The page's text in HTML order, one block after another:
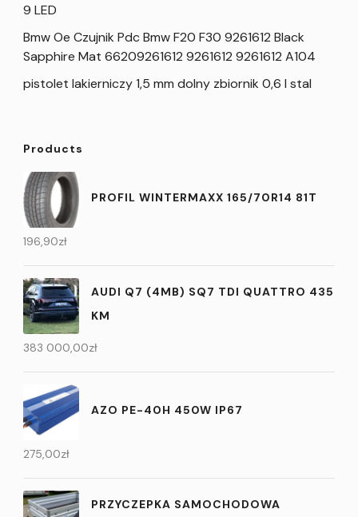
9 LED
Bmw Oe Czujnik Pdc Bmw F20 F30 9261612 Black
Sapphire Mat 66209261612 9261612 9261612 A104
pistolet lakierniczy 1,5 mm dolny zbiornik 0,6 l stal
Products
PROFIL WINTERMAXX 165/70R14 81T
196,90zł
AUDI Q7 (4MB) SQ7 TDI QUATTRO 435
KM
383 000,00zł
AZO PE-40H 450W IP67
275,00zł
PRZYCZEPKA SAMOCHODOWA